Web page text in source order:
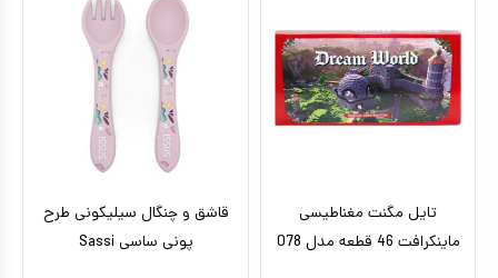
تایل مگنت مغناطیسی
ماینکرافت 46 قطعه مدل 078
قاشق و چنگال سیلیکونی طرح
پونی ساسی Sassi